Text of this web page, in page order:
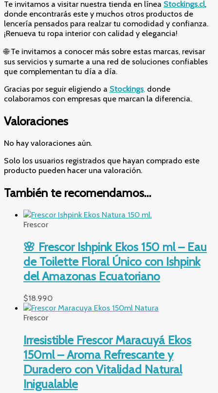
Te invitamos a visitar nuestra tienda en línea Stockings.cl,
donde encontrarás este y muchos otros productos de
lencería pensados para realzar tu comodidad y confianza.
¡Renueva tu ropa interior con calidad y elegancia!
🌐 Te invitamos a conocer más sobre estas marcas, revisar
sus servicios y sumarte a una red de soluciones confiables
que complementan tu día a día.
Gracias por seguir eligiendo a Stockings, donde
colaboramos con empresas que marcan la diferencia.
Valoraciones
No hay valoraciones aún.
Solo los usuarios registrados que hayan comprado este
producto pueden hacer una valoración.
También te recomendamos…
Frescor
🌸 Frescor Ishpink Ekos 150 ml – Eau
de Toilette Floral Único con Ishpink
del Amazonas Ecuatoriano
$18.990
Frescor
Irresistible Frescor Maracuyá Ekos
150ml – Aroma Refrescante y
Duradero con Vitalidad Natural
Inigualable